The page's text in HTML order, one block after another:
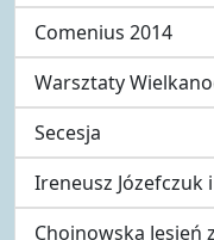
Comenius 2014
Warsztaty
Secesja
Ireneusz Józefczuk
Chojnowska Jesień